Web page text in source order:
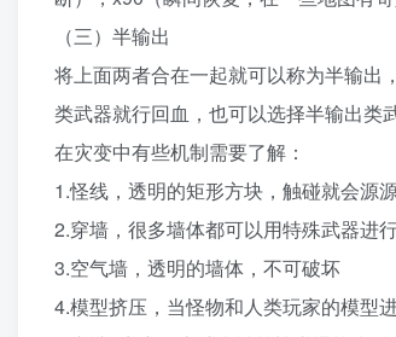
（三）半输出
将上面两者合在一起就可以称为半输出
类武器就行回血，也可以选择半输出类
在灾变中有些机制需要了解：
1.怪线，透明的矩形方块，触碰就会源
2.穿墙，很多墙体都可以用特殊武器进
3.空气墙，透明的墙体，不可破坏
4.模型挤压，当怪物和人类玩家的模型